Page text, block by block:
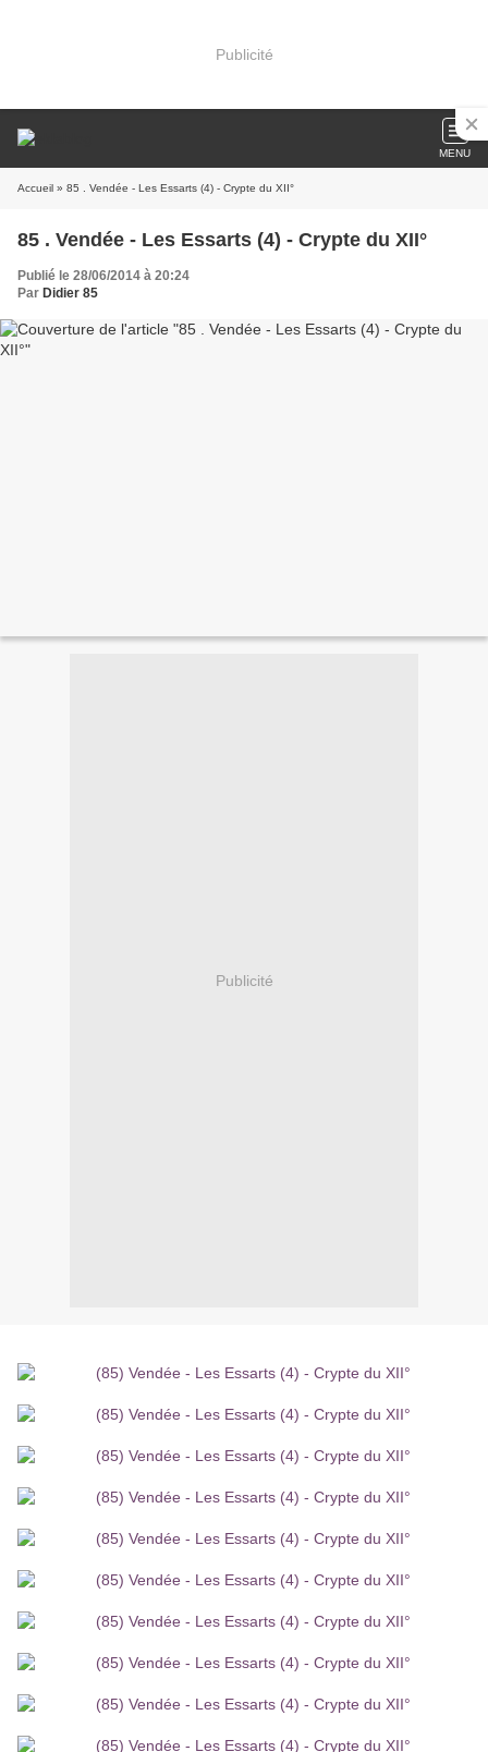
Publicité
MENU
Accueil » 85 . Vendée - Les Essarts (4) - Crypte du XII°
85 . Vendée - Les Essarts (4) - Crypte du XII°
Publié le 28/06/2014 à 20:24
Par Didier 85
Publicité